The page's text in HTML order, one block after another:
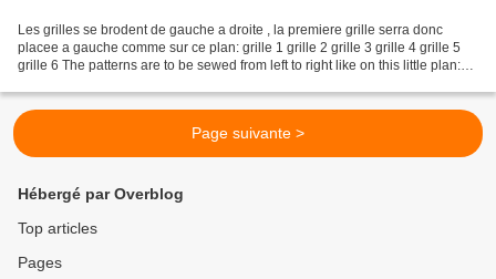
Les grilles se brodent de gauche a droite , la premiere grille serra donc
placee a gauche comme sur ce plan: grille 1 grille 2 grille 3 grille 4 grille 5
grille 6 The patterns are to be sewed from left to right like on this little plan:
Page suivante >
Hébergé par Overblog
Top articles
Pages